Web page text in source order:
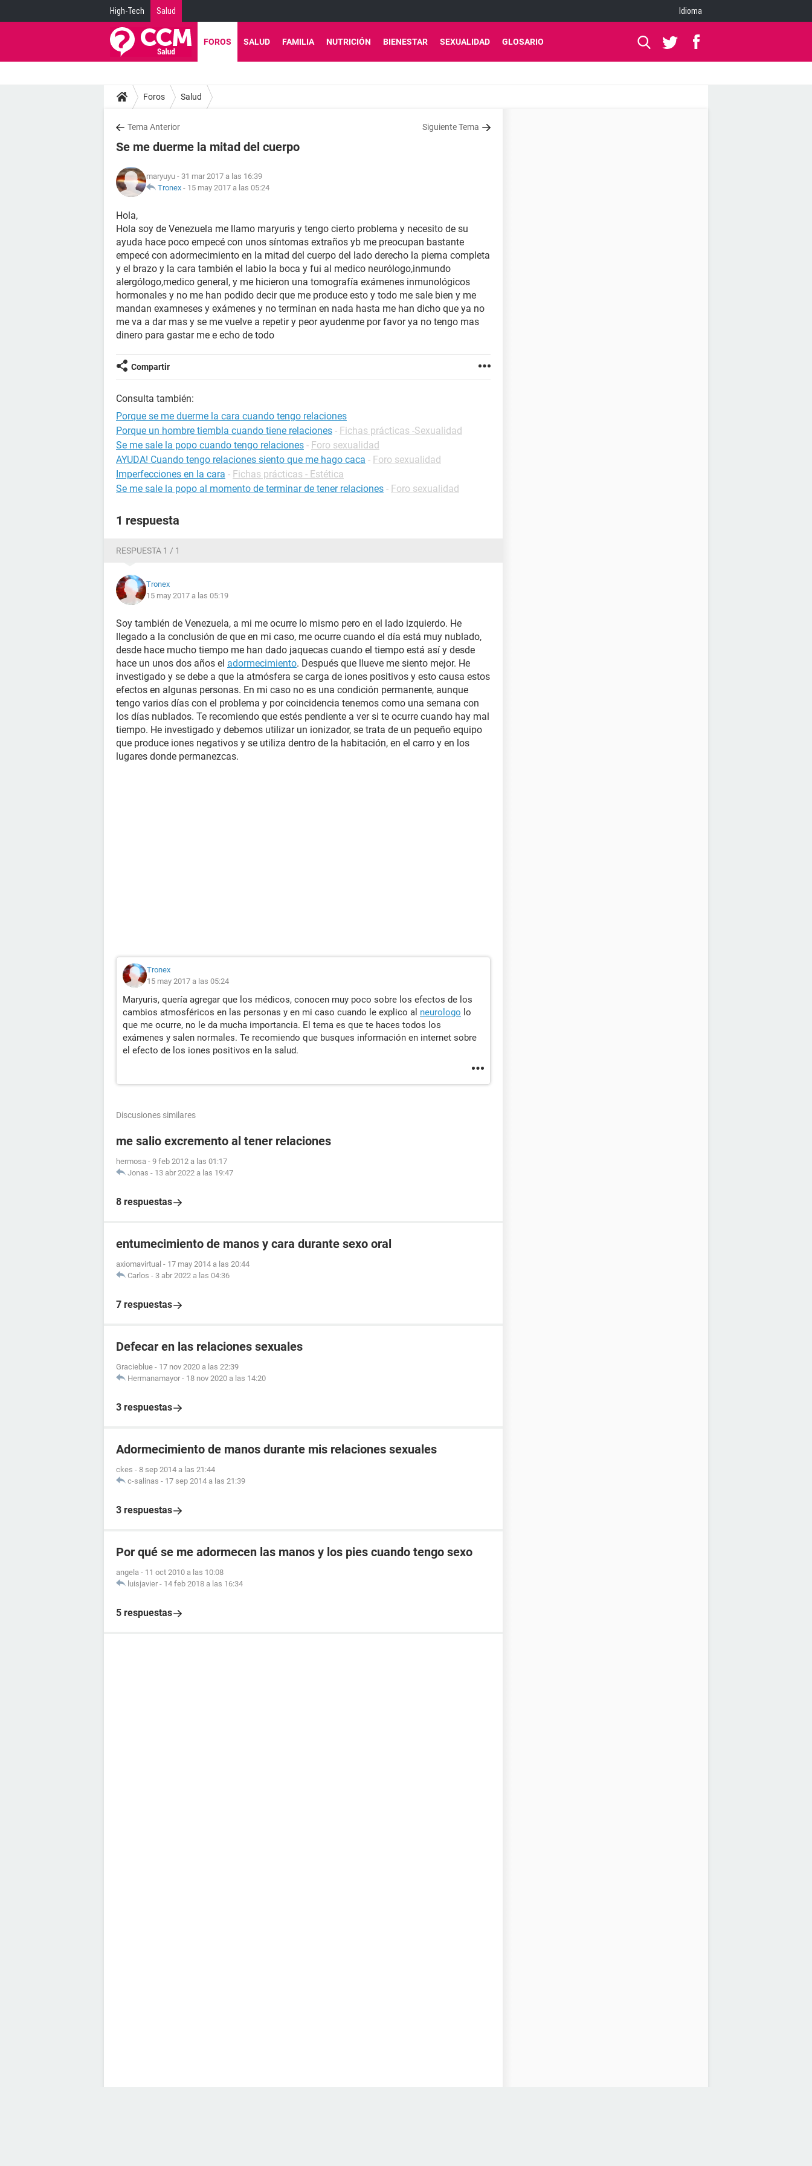
High-Tech Salud Idioma
FOROS SALUD FAMILIA NUTRICIÓN BIENESTAR SEXUALIDAD GLOSARIO
Foros Salud
Tema Anterior Siguiente Tema
Se me duerme la mitad del cuerpo
maryuyu - 31 mar 2017 a las 16:39
Tronex - 15 may 2017 a las 05:24
Hola,
Hola soy de Venezuela me llamo maryuris y tengo cierto problema y necesito de su
ayuda hace poco empecé con unos síntomas extraños yb me preocupan bastante
empecé con adormecimiento en la mitad del cuerpo del lado derecho la pierna completa
y el brazo y la cara también el labio la boca y fui al medico neurólogo,inmundo
alergólogo,medico general, y me hicieron una tomografía exámenes inmunológicos
hormonales y no me han podido decir que me produce esto y todo me sale bien y me
mandan examneses y exámenes y no terminan en nada hasta me han dicho que ya no
me va a dar mas y se me vuelve a repetir y peor ayudenme por favor ya no tengo mas
dinero para gastar me e echo de todo
Compartir
Consulta también:
Porque se me duerme la cara cuando tengo relaciones
Porque un hombre tiembla cuando tiene relaciones - Fichas prácticas -Sexualidad
Se me sale la popo cuando tengo relaciones - Foro sexualidad
AYUDA! Cuando tengo relaciones siento que me hago caca - Foro sexualidad
Imperfecciones en la cara - Fichas prácticas - Estética
Se me sale la popo al momento de terminar de tener relaciones - Foro sexualidad
1 respuesta
RESPUESTA 1 / 1
Tronex
15 may 2017 a las 05:19
Soy también de Venezuela, a mi me ocurre lo mismo pero en el lado izquierdo. He
llegado a la conclusión de que en mi caso, me ocurre cuando el día está muy nublado,
desde hace mucho tiempo me han dado jaquecas cuando el tiempo está así y desde
hace un unos dos años el adormecimiento. Después que llueve me siento mejor. He
investigado y se debe a que la atmósfera se carga de iones positivos y esto causa estos
efectos en algunas personas. En mi caso no es una condición permanente, aunque
tengo varios días con el problema y por coincidencia tenemos como una semana con
los días nublados. Te recomiendo que estés pendiente a ver si te ocurre cuando hay mal
tiempo. He investigado y debemos utilizar un ionizador, se trata de un pequeño equipo
que produce iones negativos y se utiliza dentro de la habitación, en el carro y en los
lugares donde permanezcas.
Tronex
15 may 2017 a las 05:24
Maryuris, quería agregar que los médicos, conocen muy poco sobre los efectos de los
cambios atmosféricos en las personas y en mi caso cuando le explico al neurologo lo
que me ocurre, no le da mucha importancia. El tema es que te haces todos los
exámenes y salen normales. Te recomiendo que busques información en internet sobre
el efecto de los iones positivos en la salud.
Discusiones similares
me salio excremento al tener relaciones
hermosa - 9 feb 2012 a las 01:17
Jonas - 13 abr 2022 a las 19:47
8 respuestas
entumecimiento de manos y cara durante sexo oral
axiomavirtual - 17 may 2014 a las 20:44
Carlos - 3 abr 2022 a las 04:36
7 respuestas
Defecar en las relaciones sexuales
Gracieblue - 17 nov 2020 a las 22:39
Hermanamayor - 18 nov 2020 a las 14:20
3 respuestas
Adormecimiento de manos durante mis relaciones sexuales
ckes - 8 sep 2014 a las 21:44
c-salinas - 17 sep 2014 a las 21:39
3 respuestas
Por qué se me adormecen las manos y los pies cuando tengo sexo
angela - 11 oct 2010 a las 10:08
luisjavier - 14 feb 2018 a las 16:34
5 respuestas